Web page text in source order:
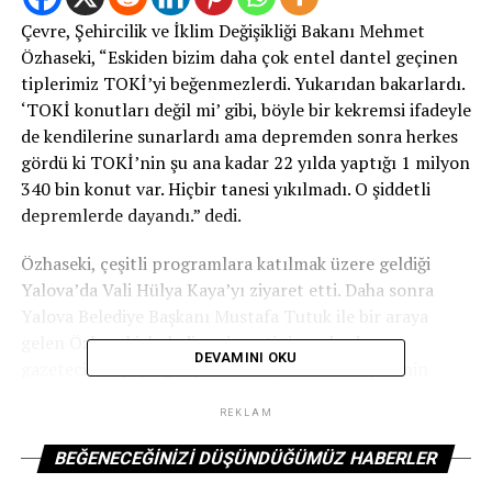
Çevre, Şehircilik ve İklim Değişikliği Bakanı Mehmet
Özhaseki, “Eskiden bizim daha çok entel dantel geçinen
tiplerimiz TOKİ’yi beğenmezlerdi. Yukarıdan bakarlardı.
‘TOKİ konutları değil mi’ gibi, böyle bir kekremsi ifadeyle
de kendilerine sunarlardı ama depremden sonra herkes
gördü ki TOKİ’nin şu ana kadar 22 yılda yaptığı 1 milyon
340 bin konut var. Hiçbir tanesi yıkılmadı. O şiddetli
depremlerde dayandı.” dedi.
Özhaseki, çeşitli programlara katılmak üzere geldiği
Yalova’da Vali Hülya Kaya’yı ziyaret etti. Daha sonra
Yalova Belediye Başkanı Mustafa Tutuk ile bir araya
gelen Özhaseki, belediye ziyaretinin ardından
gazetecilere yaptığı açıklamada, en önemli işlerinin
Kahramanmaraş merkezli depremlerin yaralarının
sarılması için müthiş bir çalışma yürüttüklerini
DEVAMINI OKU
REKLAM
BEĞENECEĞINIZI DÜŞÜNDÜĞÜMÜZ HABERLER